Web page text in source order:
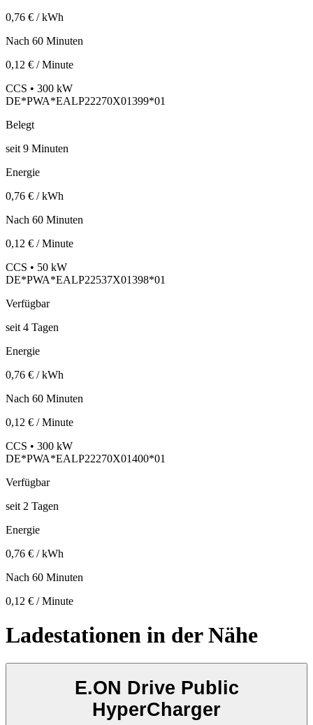
0,76 € / kWh
Nach 60 Minuten
0,12 € / Minute
CCS • 300 kW
DE*PWA*EALP22270X01399*01
Belegt
seit 9 Minuten
Energie
0,76 € / kWh
Nach 60 Minuten
0,12 € / Minute
CCS • 50 kW
DE*PWA*EALP22537X01398*01
Verfügbar
seit 4 Tagen
Energie
0,76 € / kWh
Nach 60 Minuten
0,12 € / Minute
CCS • 300 kW
DE*PWA*EALP22270X01400*01
Verfügbar
seit 2 Tagen
Energie
0,76 € / kWh
Nach 60 Minuten
0,12 € / Minute
Ladestationen in der Nähe
E.ON Drive Public
HyperCharger